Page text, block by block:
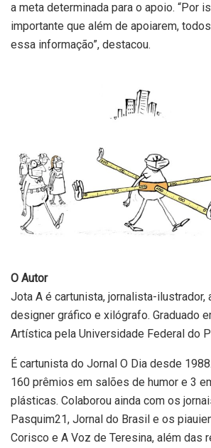
a meta determinada para o apoio. “Por
importante que além de apoiarem,
essa informação”, destacou.
O Autor
Jota A é cartunista, jornalista-ilustrador,
designer gráfico e xilógrafo. Graduado
Artística pela Universidade Federal do
É cartunista do Jornal O Dia desde
160 prêmios em salões de humor e 3
plásticas. Colaborou ainda com os
Pasquim21, Jornal do Brasil e os
Corisco e A Voz de Teresina, além das